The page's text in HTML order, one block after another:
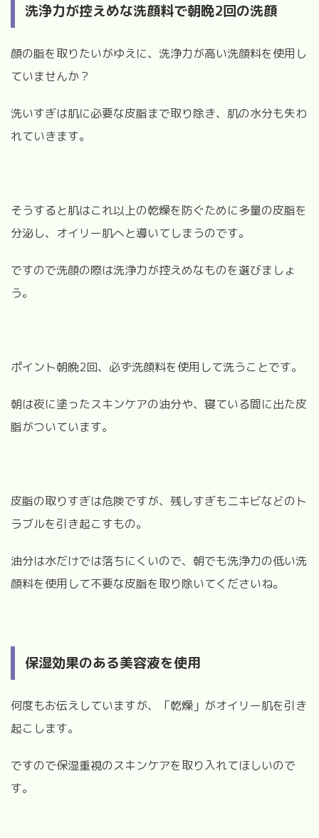
洗浄力が控えめな洗顔料で朝晩2回の洗顔
顔の脂を取りたいがゆえに、洗浄力が高い洗顔料を使用し
ていませんか？
洗いすぎは肌に必要な皮脂まで取り除き、肌の水分も失わ
れていきます。
そうすると肌はこれ以上の乾燥を防ぐために多量の皮脂を
分泌し、オイリー肌へと導いてしまうのです。
ですので洗顔の際は洗浄力が控えめなものを選びましょ
う。
ポイント朝晩2回、必ず洗顔料を使用して洗うことです。
朝は夜に塗ったスキンケアの油分や、寝ている間に出た皮
脂がついています。
皮脂の取りすぎは危険ですが、残しすぎもニキビなどのト
ラブルを引き起こすもの。
油分は水だけでは落ちにくいので、朝でも洗浄力の低い洗
顔料を使用して不要な皮脂を取り除いてくださいね。
保湿効果のある美容液を使用
何度もお伝えしていますが、「乾燥」がオイリー肌を引き
起こします。
ですので保湿重視のスキンケアを取り入れてほしいので
す。